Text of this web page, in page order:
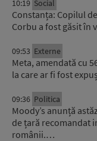
10:19 Social
Constanța: Copilul
Corbu a fost găsit
09:53 Externe
Meta, amendată cu
la care ar fi fost
09:36 Politica
Moody’s anunță
de țară recomandat
românii.…